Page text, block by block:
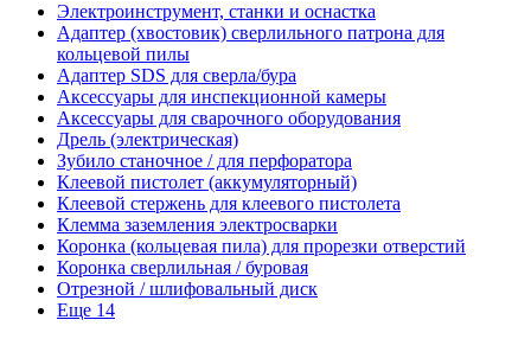
Электроинструмент, станки и оснастка
Адаптер (хвостовик) сверлильного патрона для
кольцевой пилы
Адаптер SDS для сверла/бура
Аксессуары для инспекционной камеры
Аксессуары для сварочного оборудования
Дрель (электрическая)
Зубило станочное / для перфоратора
Клеевой пистолет (аккумуляторный)
Клеевой стержень для клеевого пистолета
Клемма заземления электросварки
Коронка (кольцевая пила) для прорезки отверстий
Коронка сверлильная / буровая
Отрезной / шлифовальный диск
Еще 14